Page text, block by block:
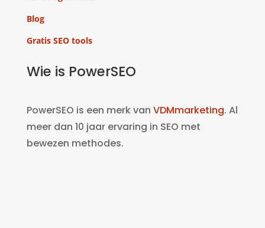
Blog
Gratis SEO tools
Wie is PowerSEO
PowerSEO is een merk van VDMmarketing. Al
meer dan 10 jaar ervaring in SEO met
bewezen methodes.